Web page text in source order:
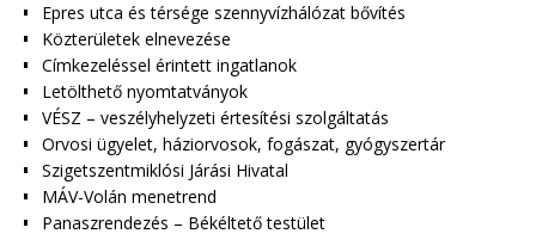
Epres utca és térsége szennyvízhálózat bővítés
Közterületek elnevezése
Címkezeléssel érintett ingatlanok
Letölthető nyomtatványok
VÉSZ – veszélyhelyzeti értesítési szolgáltatás
Orvosi ügyelet, háziorvosok, fogászat, gyógyszertár
Szigetszentmiklósi Járási Hivatal
MÁV-Volán menetrend
Panaszrendezés – Békéltető testület